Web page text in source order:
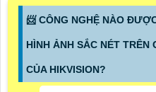
📨 CÔNG NGHỆ NÀO
HÌNH ẢNH SẮC NÉT TRÊN
CỦA HIKVISION?